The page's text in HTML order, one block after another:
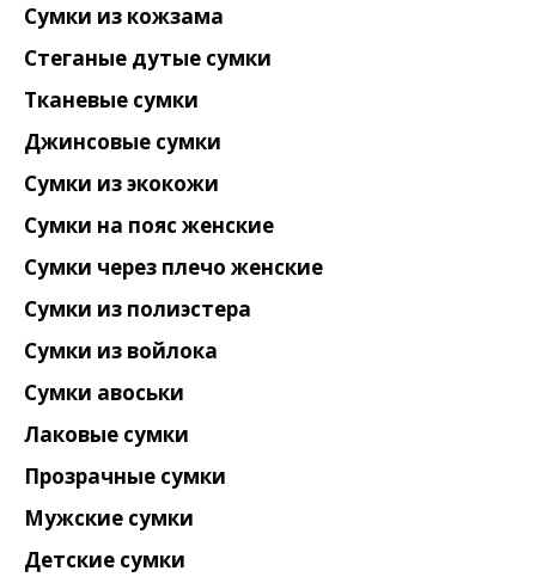
Сумки из кожзама
Стеганые дутые сумки
Тканевые сумки
Джинсовые сумки
Сумки из экокожи
Сумки на пояс женские
Сумки через плечо женские
Сумки из полиэстера
Сумки из войлока
Сумки авоськи
Лаковые сумки
Прозрачные сумки
Мужские сумки
Детские сумки